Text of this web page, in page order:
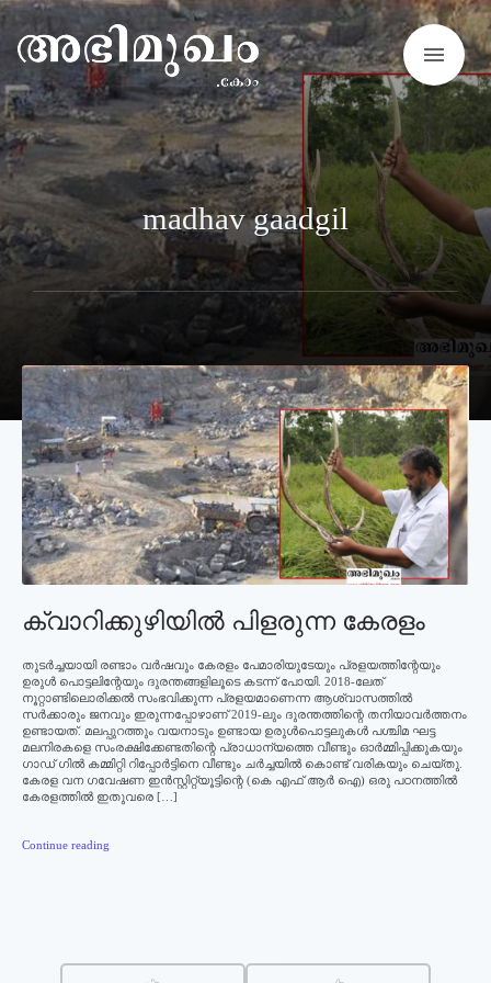
menu
madhav gaadgil
ക്വാറിക്കുഴിയില്‍ പിളരുന്ന കേരളം
തുടര്‍ച്ചയായി രണ്ടാം വര്‍ഷവും കേരളം പേമാരിയുടേയും പ്രളയത്തിന്റേയും
ഉരുള്‍ പൊട്ടലിന്റേയും ദുരന്തങ്ങളിലൂടെ കടന്ന് പോയി. 2018-ലേത്
നൂറ്റാണ്ടിലൊരിക്കല്‍ സംഭവിക്കുന്ന പ്രളയമാണെന്ന ആശ്വാസത്തില്‍
സര്‍ക്കാരും ജനവും ഇരുന്നപ്പോഴാണ് 2019-ലും ദുരന്തത്തിന്റെ തനിയാവര്‍ത്തനം
ഉണ്ടായത്. മലപ്പുറത്തും വയനാടും ഉണ്ടായ ഉരുള്‍പൊട്ടലുകള്‍ പശ്ചിമ ഘട്ട
മലനിരകളെ സംരക്ഷിക്കേണ്ടതിന്റെ പ്രാധാന്യത്തെ വീണ്ടും ഓര്‍മ്മിപ്പിക്കുകയും
ഗാഡ് ഗില്‍ കമ്മിറ്റി റിപ്പോര്‍ട്ടിനെ വീണ്ടും ചര്‍ച്ചയില്‍ കൊണ്ട് വരികയും ചെയ്തു.
കേരള വന ഗവേഷണ ഇന്‍സ്റ്റിറ്റ്യൂട്ടിന്റെ (കെ എഫ് ആര്‍ ഐ) ഒരു പഠനത്തില്‍
കേരളത്തില്‍ ഇതുവരെ […]
Continue reading